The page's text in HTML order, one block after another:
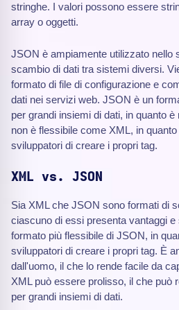
stringhe. I valori possono essere
array o oggetti.
JSON è ampiamente utilizzato nello
scambio di dati tra sistemi diversi.
formato di file di configurazione e
dati nei servizi web. JSON è un
per grandi insiemi di dati, in quanto
non è flessibile come XML, in
sviluppatori di creare i propri tag.
XML vs. JSON
Sia XML che JSON sono formati di
ciascuno di essi presenta vantaggi
formato più flessibile di JSON, in
sviluppatori di creare i propri tag. È
dall'uomo, il che lo rende facile da
XML può essere prolisso, il che può
per grandi insiemi di dati.